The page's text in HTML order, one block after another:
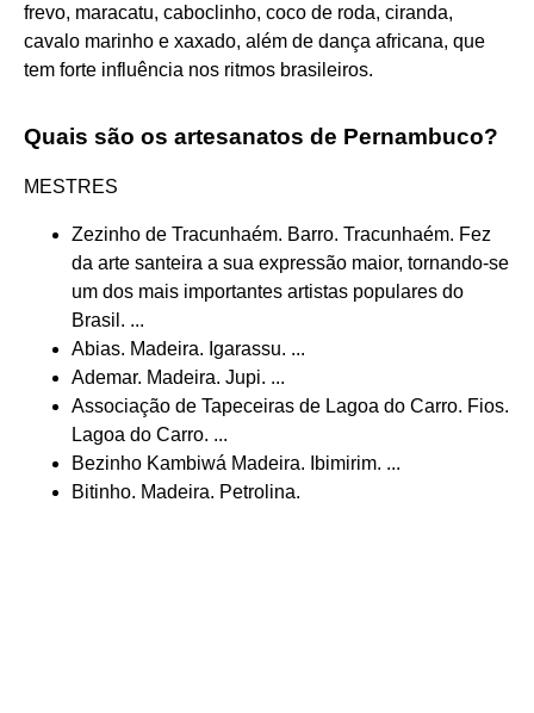
frevo, maracatu, caboclinho, coco de roda, ciranda,
cavalo marinho e xaxado, além de dança africana, que
tem forte influência nos ritmos brasileiros.
Quais são os artesanatos de Pernambuco?
MESTRES
Zezinho de Tracunhaém. Barro. Tracunhaém. Fez
da arte santeira a sua expressão maior, tornando-se
um dos mais importantes artistas populares do
Brasil. ...
Abias. Madeira. Igarassu. ...
Ademar. Madeira. Jupi. ...
Associação de Tapeceiras de Lagoa do Carro. Fios.
Lagoa do Carro. ...
Bezinho Kambiwá Madeira. Ibimirim. ...
Bitinho. Madeira. Petrolina.